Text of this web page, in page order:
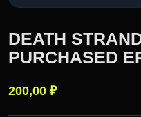
DEATH
PURCHASED
200,00 ₽